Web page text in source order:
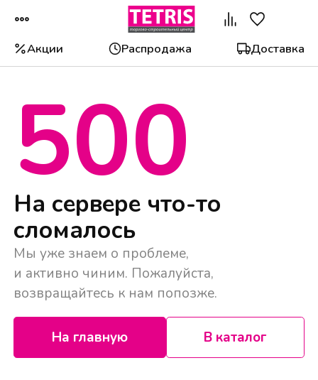
Акции Распродажа Доставка
500
На сервере что-то
сломалось
Мы уже знаем о проблеме,
и активно чиним. Пожалуйста,
возвращайтесь к нам попозже.
На главную В каталог